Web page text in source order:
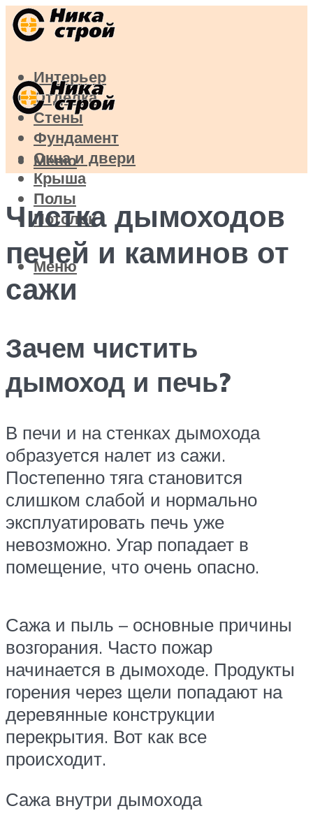
Интерьер
Отделка
Стены
Фундамент
Окна и двери
Крыша
Полы
Потолок
Меню
Меню
Чистка дымоходов
печей и каминов от
сажи
Зачем чистить
дымоход и печь?
В печи и на стенках дымохода
образуется налет из сажи.
Постепенно тяга становится
слишком слабой и нормально
эксплуатировать печь уже
невозможно. Угар попадает в
помещение, что очень опасно.
Сажа и пыль – основные причины
возгорания. Часто пожар
начинается в дымоходе. Продукты
горения через щели попадают на
деревянные конструкции
перекрытия. Вот как все
происходит.
Сажа внутри дымохода